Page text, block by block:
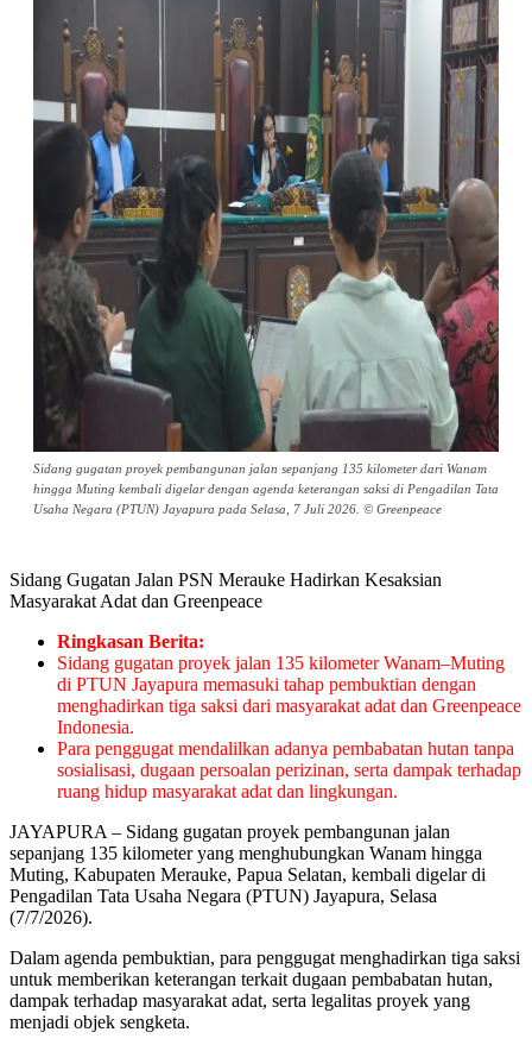
Sidang gugatan proyek pembangunan jalan sepanjang 135 kilometer dari Wanam
hingga Muting kembali digelar dengan agenda keterangan saksi di Pengadilan Tata
Usaha Negara (PTUN) Jayapura pada Selasa, 7 Juli 2026. © Greenpeace
Sidang Gugatan Jalan PSN Merauke Hadirkan Kesaksian
Masyarakat Adat dan Greenpeace
Ringkasan Berita:
Sidang gugatan proyek jalan 135 kilometer Wanam–Muting
di PTUN Jayapura memasuki tahap pembuktian dengan
menghadirkan tiga saksi dari masyarakat adat dan Greenpeace
Indonesia.
Para penggugat mendalilkan adanya pembabatan hutan tanpa
sosialisasi, dugaan persoalan perizinan, serta dampak terhadap
ruang hidup masyarakat adat dan lingkungan.
JAYAPURA – Sidang gugatan proyek pembangunan jalan
sepanjang 135 kilometer yang menghubungkan Wanam hingga
Muting, Kabupaten Merauke, Papua Selatan, kembali digelar di
Pengadilan Tata Usaha Negara (PTUN) Jayapura, Selasa
(7/7/2026).
Dalam agenda pembuktian, para penggugat menghadirkan tiga saksi
untuk memberikan keterangan terkait dugaan pembabatan hutan,
dampak terhadap masyarakat adat, serta legalitas proyek yang
menjadi objek sengketa.